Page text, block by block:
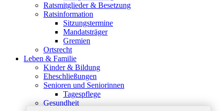
Ratsmitglieder & Besetzung
Ratsinformation
Sitzungstermine
Mandatsträger
Gremien
Ortsrecht
Leben & Familie
Kinder & Bildung
Eheschließungen
Senioren und Seniorinnen
Tagespflege
Gesundheit